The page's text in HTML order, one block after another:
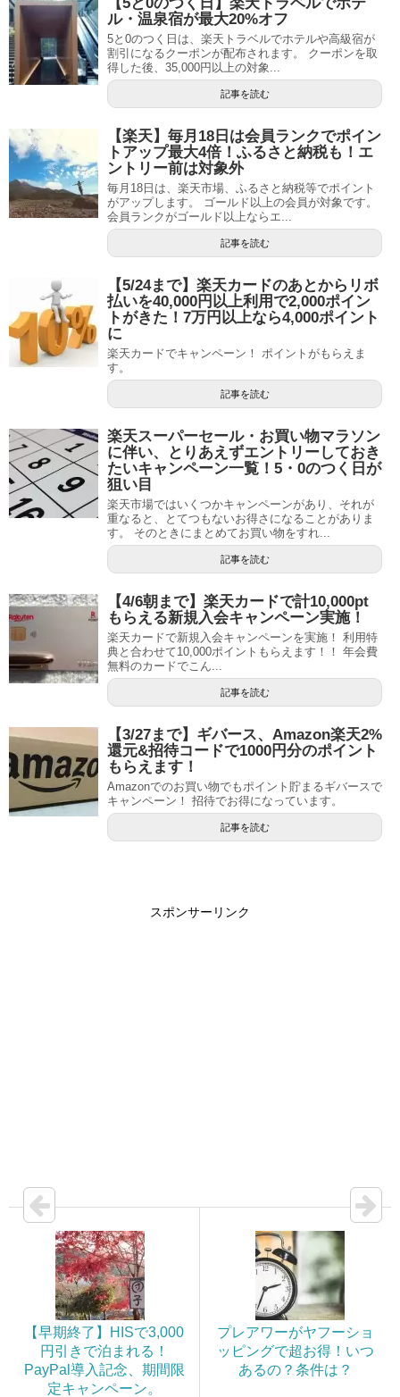
ル・温泉宿が最大20%オフ
5と0のつく日は、楽天トラベルでホテルや高級宿が
割引になるクーポンが配布されます。 クーポンを取
得した後、35,000円以上の対象...
記事を読む
【楽天】毎月18日は会員ランクでポイン
トアップ最大4倍！ふるさと納税も！エ
ントリー前は対象外
毎月18日は、楽天市場、ふるさと納税等でポイント
がアップします。 ゴールド以上の会員が対象です。
会員ランクがゴールド以上ならエ...
記事を読む
【5/24まで】楽天カードのあとからリボ
払いを40,000円以上利用で2,000ポイン
トがきた！7万円以上なら4,000ポイント
に
楽天カードでキャンペーン！ ポイントがもらえま
す。
記事を読む
楽天スーパーセール・お買い物マラソン
に伴い、とりあえずエントリーしておき
たいキャンペーン一覧！5・0のつく日が
狙い目
楽天市場ではいくつかキャンペーンがあり、それが
重なると、とてつもないお得さになることがありま
す。 そのときにまとめてお買い物をすれ...
記事を読む
【4/6朝まで】楽天カードで計10,000pt
もらえる新規入会キャンペーン実施！
楽天カードで新規入会キャンペーンを実施！ 利用特
典と合わせて10,000ポイントもらえます！！ 年会費
無料のカードでこん...
記事を読む
【3/27まで】ギバース、Amazon楽天2%
還元&招待コードで1000円分のポイント
もらえます！
Amazonでのお買い物でもポイント貯まるギバースで
キャンペーン！ 招待でお得になっています。
記事を読む
スポンサーリンク
【早期終了】HISで3,000
円引きで泊まれる！
PayPal導入記念、期間限
定キャンペーン。
プレアワーがヤフーショ
ッピングで超お得！いつ
あるの？条件は？